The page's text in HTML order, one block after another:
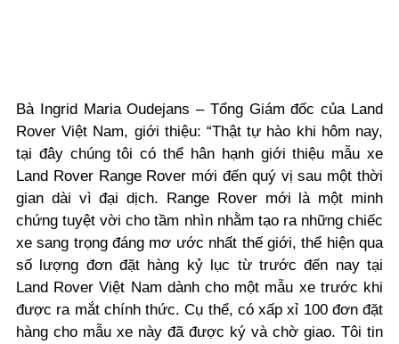
Bà Ingrid Maria Oudejans – Tổng Giám đốc của Land
Rover Việt Nam, giới thiệu: “Thật tự hào khi hôm nay,
tại đây chúng tôi có thể hân hạnh giới thiệu mẫu xe
Land Rover Range Rover mới đến quý vị sau một thời
gian dài vì đại dịch. Range Rover mới là một minh
chứng tuyệt vời cho tầm nhìn nhằm tạo ra những chiếc
xe sang trọng đáng mơ ước nhất thế giới, thể hiện qua
số lượng đơn đặt hàng kỷ lục từ trước đến nay tại
Land Rover Việt Nam dành cho một mẫu xe trước khi
được ra mắt chính thức. Cụ thể, có xấp xỉ 100 đơn đặt
hàng cho mẫu xe này đã được ký và chờ giao. Tôi tin